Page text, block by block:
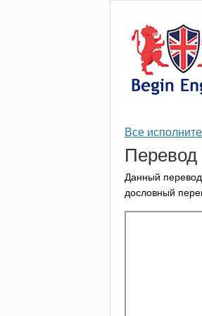
Все
Перевод
Данный
дословный